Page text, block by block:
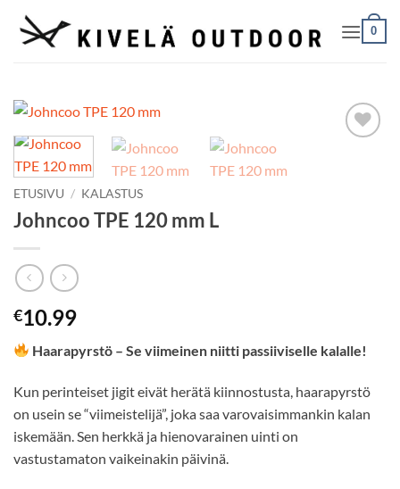
0
ETUSIVU / KALASTUS
Johncoo TPE 120 mm L
€10.99
Haarapyrstö – Se viimeinen niitti passiiviselle kalalle!
Kun perinteiset jigit eivät herätä kiinnostusta, haarapyrstö
on usein se “viimeistelijä”, joka saa varovaisimmankin kalan
iskemään. Sen herkkä ja hienovarainen uinti on
vastustamaton vaikeinakin päivinä.